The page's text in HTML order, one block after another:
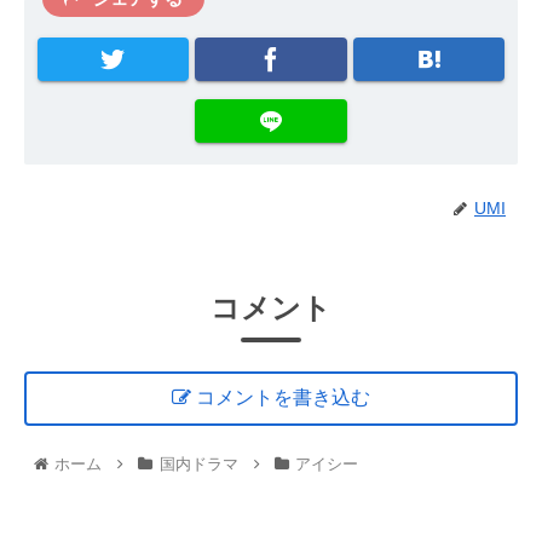
UMI
コメント
コメントを書き込む
ホーム 国内ドラマ アイシー